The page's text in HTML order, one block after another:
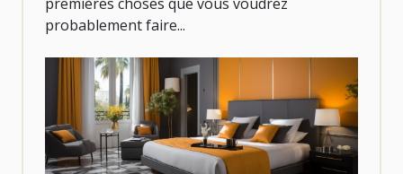
probablement faire...